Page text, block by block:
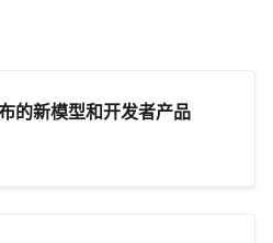
的新模型和开发者产品